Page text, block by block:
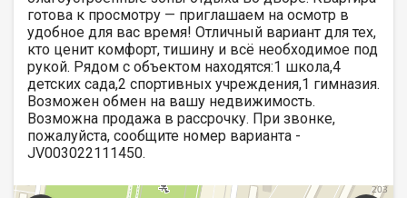
готова к просмотру — приглашаем на осмотр в
удобное для вас время! Отличный вариант для тех,
кто ценит комфорт, тишину и всё необходимое под
рукой. Рядом с объектом находятся:1 школа,4
детских сада,2 спортивных учреждения,1 гимназия.
Возможен обмен на вашу недвижимость.
Возможна продажа в рассрочку. При звонке,
пожалуйста, сообщите номер варианта -
JV003022111450.